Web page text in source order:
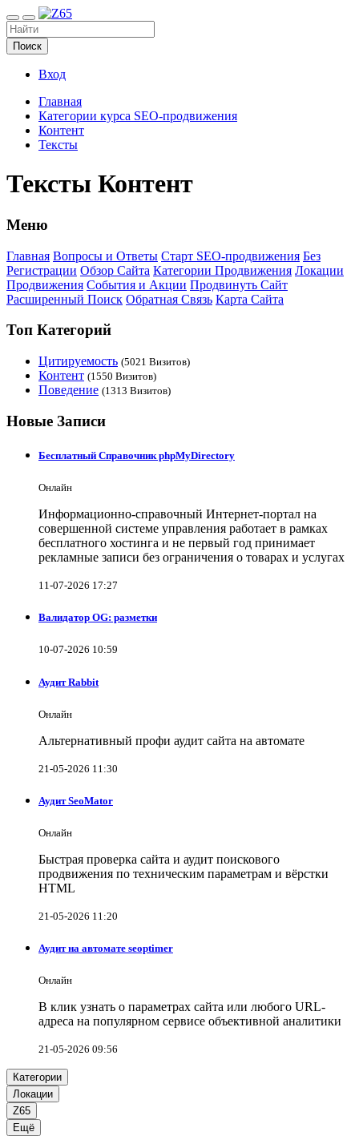
Поиск
Вход
Главная
Категории курса SEO-продвижения
Контент
Тексты
Тексты Контент
Меню
Главная Вопросы и Ответы Старт SEO-продвижения Без
Регистрации Обзор Сайта Категории Продвижения Локации
Продвижения События и Акции Продвинуть Сайт
Расширенный Поиск Обратная Связь Карта Сайта
Топ Категорий
Цитируемость (5021 Визитов)
Контент (1550 Визитов)
Поведение (1313 Визитов)
Новые Записи
Бесплатный Справочник phpMyDirectory
Онлайн
Информационно-справочный Интернет-портал на
совершенной системе управления работает в рамках
бесплатного хостинга и не первый год принимает
рекламные записи без ограничения о товарах и услугах
11-07-2026 17:27
Валидатор OG: разметки
10-07-2026 10:59
Аудит Rabbit
Онлайн
Альтернативный профи аудит сайта на автомате
21-05-2026 11:30
Аудит SeoMator
Онлайн
Быстрая проверка сайта и аудит поискового
продвижения по техническим параметрам и вёрстки
HTML
21-05-2026 11:20
Аудит на автомате seoptimer
Онлайн
В клик узнать о параметрах сайта или любого URL-
адреса на популярном сервисе объективной аналитики
21-05-2026 09:56
Категории
Локации
Z65
Ещё